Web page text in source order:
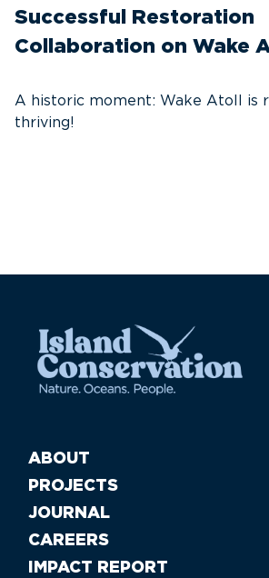
Successful Restoration
Collaboration on Wake
A historic moment: Wake Atoll is
thriving!
ABOUT
PROJECTS
JOURNAL
CAREERS
IMPACT REPORT